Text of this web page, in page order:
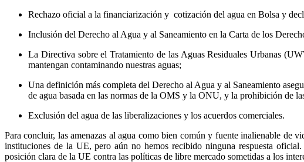
Rechazo oficial a la financiarización y cotización del agua en Bolsa y
Inclusión del Derecho al Agua y al Saneamiento en la Carta de los
La Directiva sobre el Tratamiento de las Aguas Residuales Urbanas
mantengan contaminando nuestras aguas;
Una definición más completa del Derecho al Agua y al Saneamiento
de agua basada en las normas de la OMS y la ONU, y la prohibición de
Exclusión del agua de las liberalizaciones y los acuerdos comerciales.
Para concluir, las amenazas al agua como bien común y fuente inalienable de
instituciones de la UE, pero aún no hemos recibido ninguna respuesta
posición clara de la UE contra las políticas de libre mercado sometidas a los